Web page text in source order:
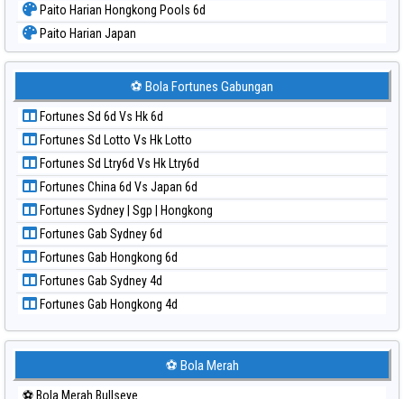
Paito Harian Hongkong Pools 6d
Paito Harian Japan
Paito Harian Japan 6d
Paito Harian Korea
Paito Harian Kuda Lari
Paito Harian Magnum Cambodia
Paito Harian Nagoya
Paito Harian New York Midday
Paito Harian North Carolina Day
Paito Harian Pcso
Paito Harian Pennsylvania Day
Paito Harian Sao Paulo
Paito Harian Singapore
Paito Harian Sydney
Paito Harian Sydney Lottery
Paito Harian Sydney Lottery 6d
Paito Harian Sydney Lotto
⚽ Bola Fortunes Gabungan
Fortunes Sd 6d Vs Hk 6d
Fortunes Sd Lotto Vs Hk Lotto
Fortunes Sd Ltry6d Vs Hk Ltry6d
Fortunes China 6d Vs Japan 6d
Fortunes Sydney | Sgp | Hongkong
Fortunes Gab Sydney 6d
Fortunes Gab Hongkong 6d
Fortunes Gab Sydney 4d
Fortunes Gab Hongkong 4d
⚽ Bola Merah
⚽ Bola Merah Bullseye